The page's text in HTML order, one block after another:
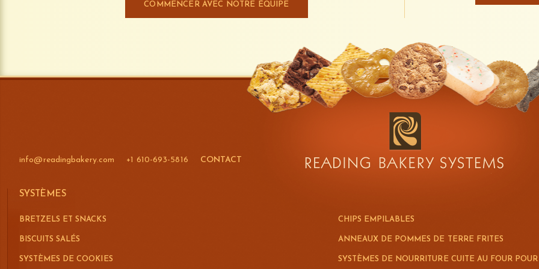
COMMENCER AVEC NOTRE ÉQUIPE
info@readingbakery.com +1 610-693-5816 CONTACT
SYSTÈMES
BRETZELS ET SNACKS
BISCUITS SALÉS
SYSTÈMES DE COOKIES
CHIPS EMPILABLES
ANNEAUX DE POMMES DE TERRE FRITES
SYSTÈMES DE NOURRITURE CUITE AU FOUR